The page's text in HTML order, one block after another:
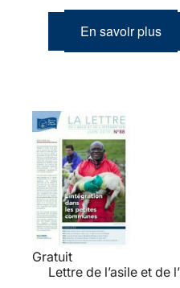
En savoir plus
Gratuit
Lettre de l’asile et de